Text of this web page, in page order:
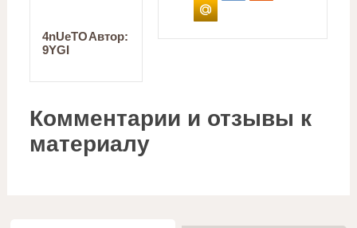
Автор:
4nUeTO
9YGI
Комментарии и отзывы к
материалу